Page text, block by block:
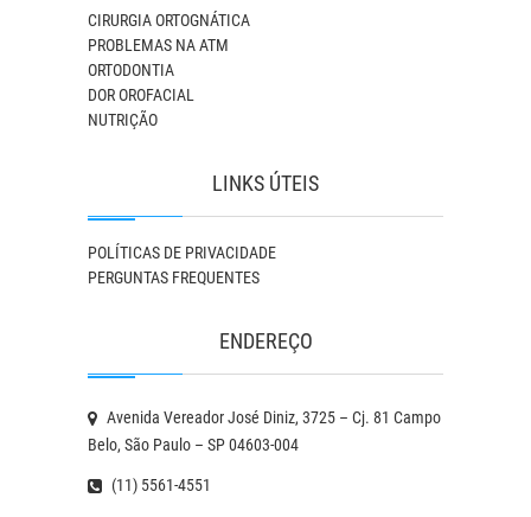
CIRURGIA ORTOGNÁTICA
PROBLEMAS NA ATM
ORTODONTIA
DOR OROFACIAL
NUTRIÇÃO
LINKS ÚTEIS
POLÍTICAS DE PRIVACIDADE
PERGUNTAS FREQUENTES
ENDEREÇO
Avenida Vereador José Diniz, 3725 – Cj. 81 Campo
Belo, São Paulo – SP 04603-004
(11) 5561-4551